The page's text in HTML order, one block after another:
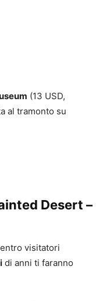
(13 USD,
al tramonto su
Desert –
visitatori
di anni ti faranno